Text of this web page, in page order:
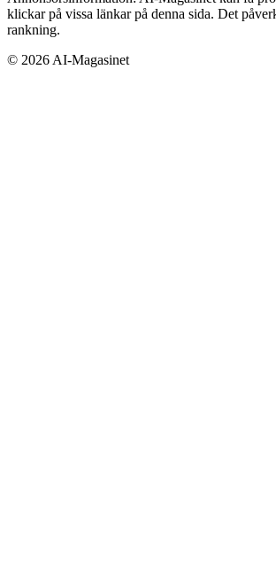
klickar på vissa länkar på denna sida. Det
rankning.
© 2026 AI-Magasinet